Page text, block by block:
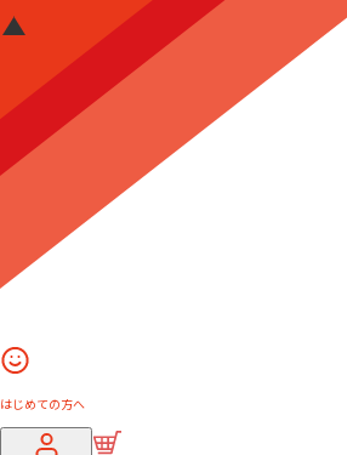
はじめての方へ